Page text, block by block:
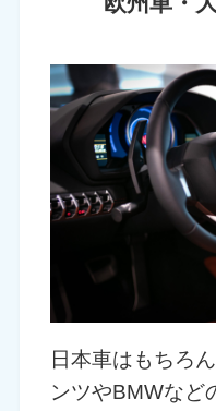
日本車はもちろ
ンツやBMWなど